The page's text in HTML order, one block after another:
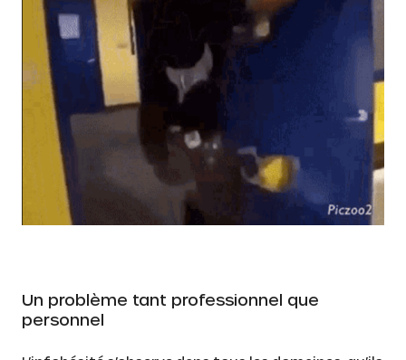
Un problème tant professionnel que
personnel